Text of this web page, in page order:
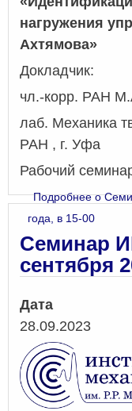
нагружения
Ахтямова»
Докладчик:
чл.-корр. РАН
лаб. Механика
РАН , г. Уфа
Рабочий
Подробнеео
года, в 15-00
Семинар
сентября
Дата
28.09.2023